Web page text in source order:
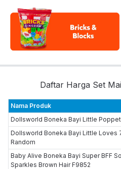
Daftar Harga Set
Nama Produk
Dollsworld Boneka Bayi Little
Dollsworld Boneka Bayi Little Loves
Random
Baby Alive Boneka Bayi Super BFF
Sparkles Brown Hair F9852